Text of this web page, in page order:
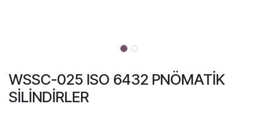
WSSC-025 ISO 6432 PNÖMATİK
SİLİNDİRLER